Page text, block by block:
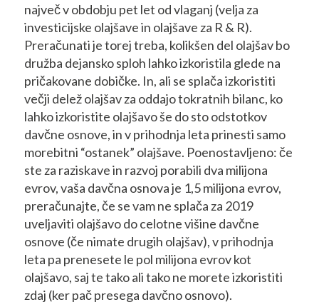
največ v obdobju pet let od vlaganj (velja za
investicijske olajšave in olajšave za R & R).
Preračunati je torej treba, kolikšen del olajšav bo
družba dejansko sploh lahko izkoristila glede na
pričakovane dobičke. In, ali se splača izkoristiti
večji delež olajšav za oddajo tokratnih bilanc, ko
lahko izkoristite olajšavo še do sto odstotkov
davčne osnove, in v prihodnja leta prinesti samo
morebitni “ostanek” olajšave. Poenostavljeno: če
ste za raziskave in razvoj porabili dva milijona
evrov, vaša davčna osnova je 1,5 milijona evrov,
preračunajte, če se vam ne splača za 2019
uveljaviti olajšavo do celotne višine davčne
osnove (če nimate drugih olajšav), v prihodnja
leta pa prenesete le pol milijona evrov kot
olajšavo, saj te tako ali tako ne morete izkoristiti
zdaj (ker pač presega davčno osnovo).